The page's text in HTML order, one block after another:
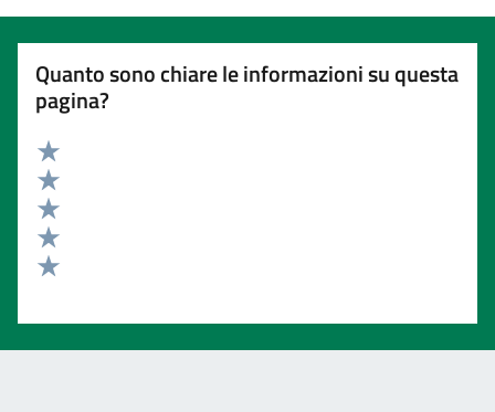
Quanto sono chiare le informazioni su questa
pagina?
Valuta 5 stelle su 5
Valuta 4 stelle su 5
Valuta 3 stelle su 5
Valuta 2 stelle su 5